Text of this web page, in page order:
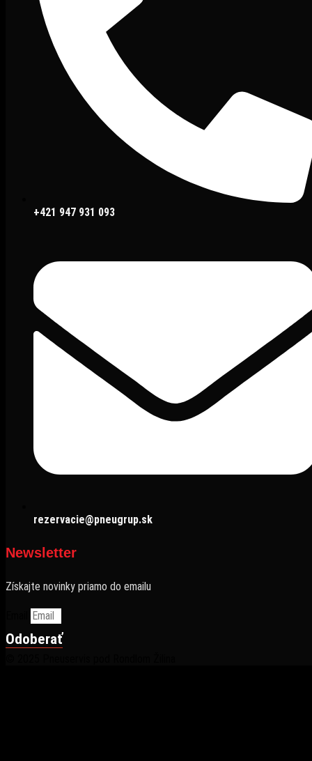
+421 947 931 093
rezervacie@pneugrup.sk
Newsletter
Získajte novinky priamo do emailu
Odoberať